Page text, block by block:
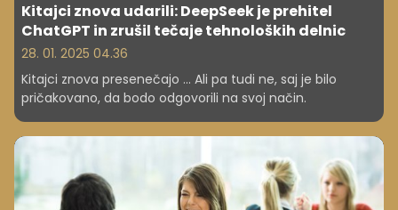
Kitajci znova udarili: DeepSeek je prehitel
ChatGPT in zrušil tečaje tehnoloških delnic
28. 01. 2025 04.36
Kitajci znova presenečajo ... Ali pa tudi ne, saj je bilo
pričakovano, da bodo odgovorili na svoj način.